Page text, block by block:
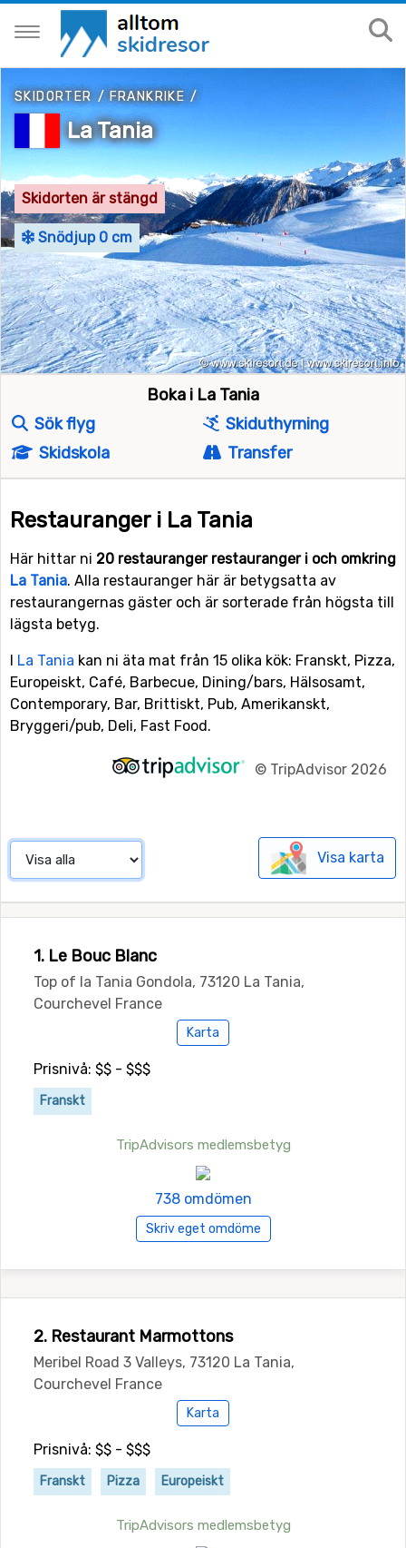
SKIDORTER /FRANKRIKE /
La Tania
Skidorten är stängd
Snödjup 0 cm
Boka i La Tania
Sök flyg
Skiduthyrning
Skidskola
Transfer
Restauranger i La Tania
Här hittar ni 20 restauranger restauranger i och omkring
La Tania. Alla restauranger här är betygsatta av
restaurangernas gäster och är sorterade från högsta till
lägsta betyg.
I La Tania kan ni äta mat från 15 olika kök: Franskt, Pizza,
Europeiskt, Café, Barbecue, Dining/bars, Hälsosamt,
Contemporary, Bar, Brittiskt, Pub, Amerikanskt,
Bryggeri/pub, Deli, Fast Food.
© TripAdvisor 2026
Visa karta
1. Le Bouc Blanc
Top of la Tania Gondola, 73120 La Tania,
Courchevel France
Karta
Prisnivå: $$ - $$$
Franskt
TripAdvisors medlemsbetyg
738 omdömen
Skriv eget omdöme
2. Restaurant Marmottons
Meribel Road 3 Valleys, 73120 La Tania,
Courchevel France
Karta
Prisnivå: $$ - $$$
Franskt Pizza Europeiskt
TripAdvisors medlemsbetyg